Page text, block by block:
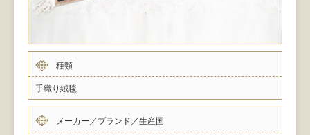
種類
手織り絨毯
メーカー／ブランド／生産国